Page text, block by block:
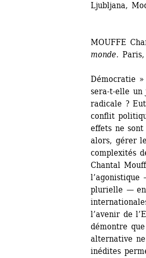
Ljubljana,
MOUFFE
monde.
Démocratie »
sera-t-elle
radicale ?
conflit
effets ne
alors, gérer
complexités
Chantal
l’agonistique
plurielle — en
l’avenir de
démontre
alternative
inédites